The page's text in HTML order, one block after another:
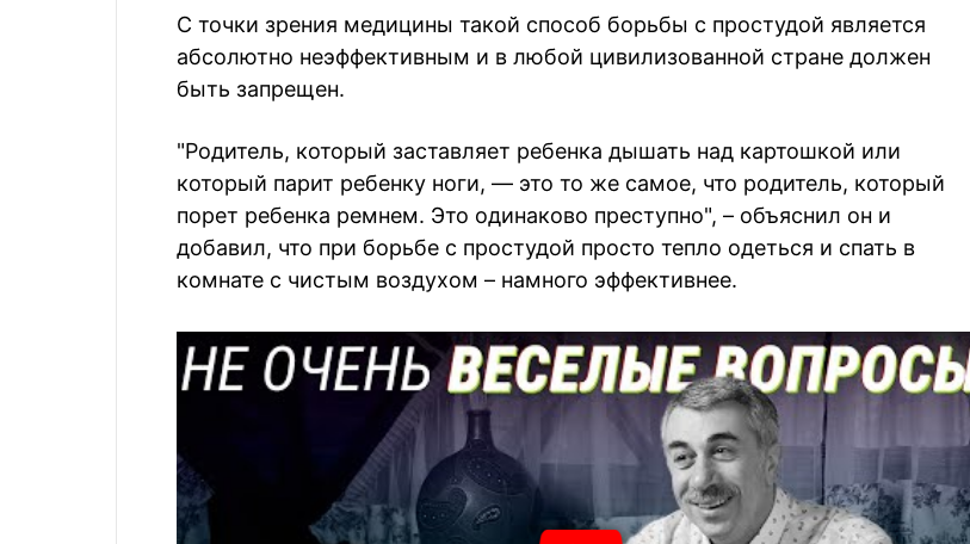
С точки зрения медицины такой способ борьбы с простудой является
абсолютно неэффективным и в любой цивилизованной стране должен
быть запрещен.
"Родитель, который заставляет ребенка дышать над картошкой или
который парит ребенку ноги, — это то же самое, что родитель, который
порет ребенка ремнем. Это одинаково преступно", – объяснил он и
добавил, что при борьбе с простудой просто тепло одеться и спать в
комнате с чистым воздухом – намного эффективнее.